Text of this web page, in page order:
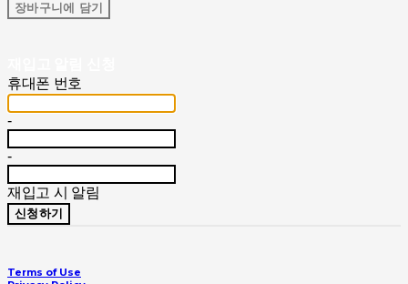
장바구니에 담기
휴대폰 번호
-
-
재입고 시 알림
신청하기
Terms of Use